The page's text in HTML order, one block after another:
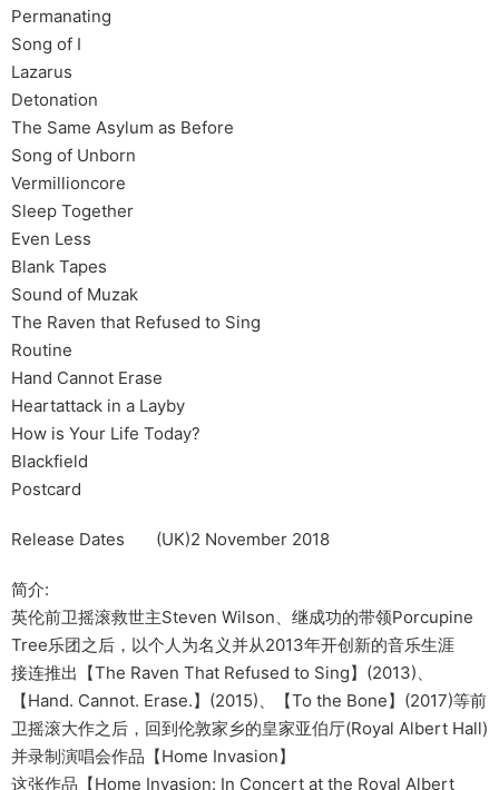
Permanating
Song of I
Lazarus
Detonation
The Same Asylum as Before
Song of Unborn
Vermillioncore
Sleep Together
Even Less
Blank Tapes
Sound of Muzak
The Raven that Refused to Sing
Routine
Hand Cannot Erase
Heartattack in a Layby
How is Your Life Today?
Blackfield
Postcard
Release Dates (UK)2 November 2018
简介:
英伦前卫摇滚救世主Steven Wilson、继成功的带领Porcupine
Tree乐团之后，以个人为名义并从2013年开创新的音乐生涯
接连推出【The Raven That Refused to Sing】(2013)、
【Hand. Cannot. Erase.】(2015)、【To the Bone】(2017)等前
卫摇滚大作之后，回到伦敦家乡的皇家亚伯厅(Royal Albert Hall)
并录制演唱会作品【Home Invasion】
这张作品【Home Invasion: In Concert at the Royal Albert